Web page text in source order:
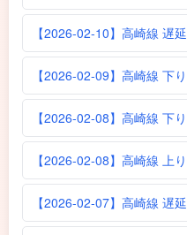
【2026-02-10】高崎線 遅延
【2026-02-09】高崎線 下
【2026-02-08】高崎線 下
【2026-02-08】高崎線 上
【2026-02-07】高崎線 遅延